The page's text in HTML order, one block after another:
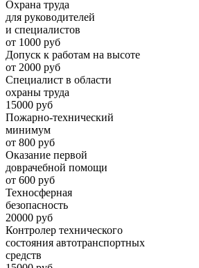
Охрана труда
для руководителей
и специалистов
от 1000 руб
Допуск к работам на высоте
от 2000 руб
Специалист в области
охраны труда
15000 руб
Пожарно-технический
минимум
от 800 руб
Оказание первой
доврачебной помощи
от 600 руб
Техносферная
безопасность
20000 руб
Контролер технического
состояния автотранспортных
средств